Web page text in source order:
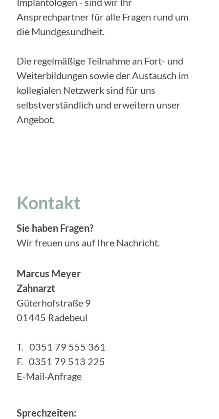
Ansprechpartner für alle Fragen rund um
die Mundgesundheit.
Die regelmäßige Teilnahme an Fort- und
Weiterbildungen sowie der Austausch im
kollegialen Netzwerk sind für uns
selbstverständlich und erweitern unser
Angebot.
Kontakt
Sie haben Fragen?
Wir freuen uns auf Ihre Nachricht.
Marcus Meyer
Zahnarzt
Güterhofstraße 9
01445 Radebeul
T. 0351 79 555 361
F. 0351 79 513 225
E-Mail-Anfrage
Sprechzeiten: